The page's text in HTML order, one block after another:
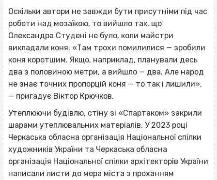
Оскільки автори не завжди бути присутніми під час
роботи над мозаїкою, то вийшло так, що
Олександра Студені не було, коли майстри
викладали коня. «Там трохи помилилися — зробили
коня коротшим. Якщо, наприклад, планували десь
два з половиною метри, а вийшло — два. Але народ
не знає точних пропорцій коня — то так і лишили»,
— пригадує Віктор Крючков.
Утеплюючи будівлю, стіну зі «Спартаком» закрили
шарами утеплювальних матеріалів. У 2023 році
Черкаська обласна організація Національної спілки
художників України та Черкаська обласна
організація Національної спілки архітекторів України
написали листи до мера міста з проханням